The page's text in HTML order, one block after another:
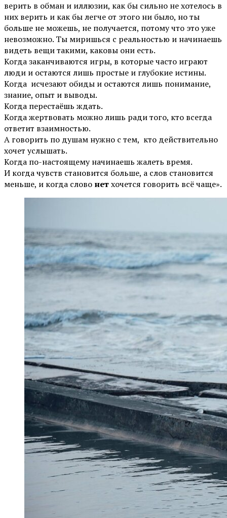
верить в обман и иллюзии, как бы сильно не хотелось в
них верить и как бы легче от этого ни было, но ты
больше не можешь, не получается, потому что это уже
невозможно. Ты миришься с реальностью и начинаешь
видеть вещи такими, каковы они есть.
Когда заканчиваются игры, в которые часто играют
люди и остаются лишь простые и глубокие истины.
Когда исчезают обиды и остаются лишь понимание,
знание, опыт и выводы.
Когда перестаёшь ждать.
Когда жертвовать можно лишь ради того, кто всегда
ответит взаимностью.
А говорить по душам нужно с тем, кто действительно
хочет услышать.
Когда по-настоящему начинаешь жалеть время.
И когда чувств становится больше, а слов становится
меньше, и когда слово нетхочется говорить всё чаще».